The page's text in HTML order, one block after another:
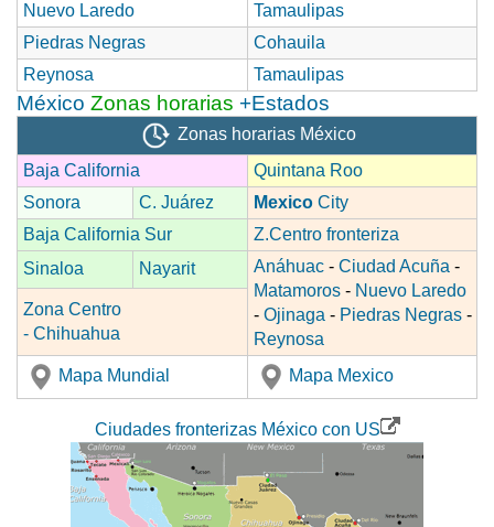
Nuevo Laredo
Tamaulipas
Piedras Negras
Cohauila
Reynosa
Tamaulipas
México Zonas horarias +Estados
Zonas horarias México
Baja California
Quintana Roo
Sonora
C. Juárez Mexico City
Baja California Sur
Z.Centro fronteriza
Sinaloa
Nayarit Anáhuac - Ciudad Acuña -
Matamoros - Nuevo Laredo
- Ojinaga - Piedras Negras -
Reynosa
Zona Centro
- Chihuahua
Mapa Mundial Mapa Mexico
Ciudades fronterizas México con US